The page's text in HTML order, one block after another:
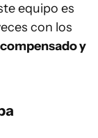
equipo es
con los
y